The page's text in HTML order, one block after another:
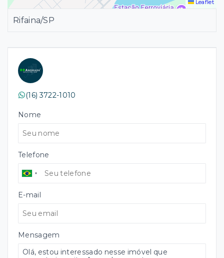
(16) 3722-1010
Nome
Telefone
E-mail
Mensagem
Leaflet
Rifaina/SP